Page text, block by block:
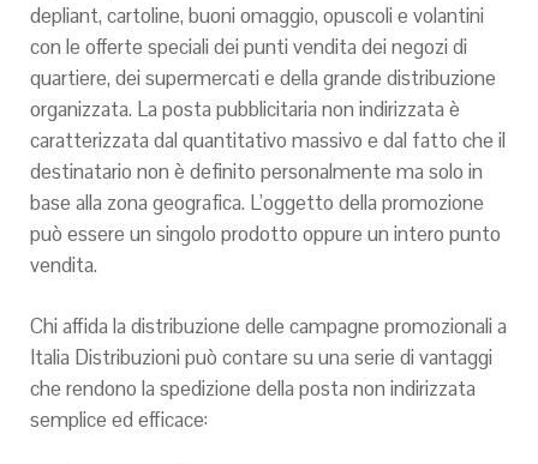
depliant, cartoline, buoni omaggio, opuscoli e volantini
con le offerte speciali dei punti vendita dei negozi di
quartiere, dei supermercati e della grande distribuzione
organizzata. La posta pubblicitaria non indirizzata è
caratterizzata dal quantitativo massivo e dal fatto che il
destinatario non è definito personalmente ma solo in
base alla zona geografica. L’oggetto della promozione
può essere un singolo prodotto oppure un intero punto
vendita.
Chi affida la distribuzione delle campagne promozionali a
Italia Distribuzioni può contare su una serie di vantaggi
che rendono la spedizione della posta non indirizzata
semplice ed efficace: